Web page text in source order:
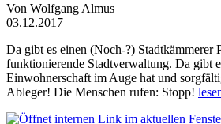
Von Wolfgang Almus
03.12.2017
Da gibt es einen (Noch-?) Stadtkämmerer
funktionierende Stadtverwaltung. Da gibt
Einwohnerschaft im Auge hat und
Ableger! Die Menschen rufen: Stopp!